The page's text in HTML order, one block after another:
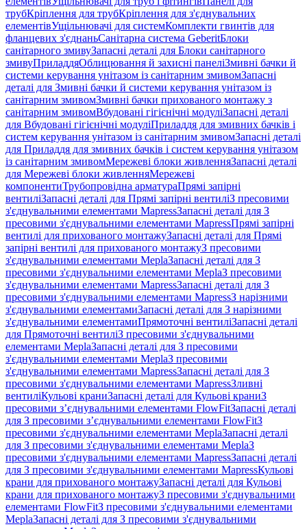
трубКріплення для трубКріплення для з'єднувальних
елементівУщільнювачі для системКомплекти гвинтів для
фланцевих з'єднаньСанітарна система GeberitБлоки
санітарного змивуЗапасні деталі для Блоки санітарного
змивуПриладдяОблицювання й захисні панеліЗмивні бачки й
системи керування унітазом із санітарним змивомЗапасні
деталі для Змивні бачки й системи керування унітазом із
санітарним змивомЗмивні бачки прихованого монтажу з
санітарним змивомВбудовані гігієнічні модуліЗапасні деталі
для Вбудовані гігієнічні модуліПриладдя для змивних бачків і
систем керування унітазом із санітарним змивомЗапасні деталі
для Приладдя для змивних бачків і систем керування унітазом
із санітарним змивомМережеві блоки живленняЗапасні деталі
для Мережеві блоки живленняМережеві
компонентиТрубопровідна арматураПрямі запірні
вентиліЗапасні деталі для Прямі запірні вентиліЗ пресовими
з'єднувальними елементами MapressЗапасні деталі для З
пресовими з'єднувальними елементами MapressПрямі запірні
вентилі для прихованого монтажуЗапасні деталі для Прямі
запірні вентилі для прихованого монтажуЗ пресовими
з'єднувальними елементами MeplaЗапасні деталі для З
пресовими з'єднувальними елементами MeplaЗ пресовими
з'єднувальними елементами MapressЗапасні деталі для З
пресовими з'єднувальними елементами MapressЗ нарізними
з'єднувальними елементамиЗапасні деталі для З нарізними
з'єднувальними елементамиПрямоточні вентиліЗапасні деталі
для Прямоточні вентиліЗ пресовими з'єднувальними
елементами MeplaЗапасні деталі для З пресовими
з'єднувальними елементами MeplaЗ пресовими
з'єднувальними елементами MapressЗапасні деталі для З
пресовими з'єднувальними елементами MapressЗливні
вентиліКульові краниЗапасні деталі для Кульові краниЗ
пресовими з’єднувальними елементами FlowFitЗапасні деталі
для З пресовими з’єднувальними елементами FlowFitЗ
пресовими з'єднувальними елементами MeplaЗапасні деталі
для З пресовими з'єднувальними елементами MeplaЗ
пресовими з'єднувальними елементами MapressЗапасні деталі
для З пресовими з'єднувальними елементами MapressКульові
крани для прихованого монтажуЗапасні деталі для Кульові
крани для прихованого монтажуЗ пресовими з'єднувальними
елементами FlowFitЗ пресовими з'єднувальними елементами
MeplaЗапасні деталі для З пресовими з'єднувальними